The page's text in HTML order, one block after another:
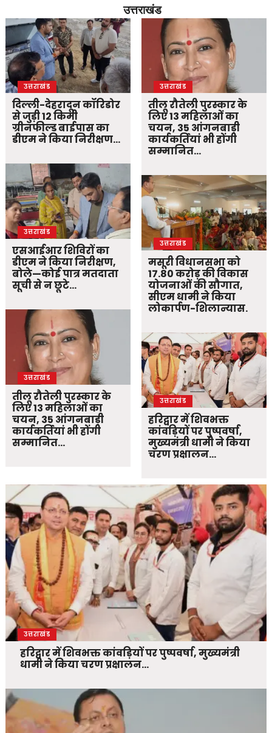
उत्तराखंड
उत्तराखंड
दिल्ली-देहरादून कॉरिडोर
से जुड़ी 12 किमी
ग्रीनफील्ड बाईपास का
डीएम ने किया निरीक्षण…
उत्तराखंड
एसआईआर शिविरों का
डीएम ने किया निरीक्षण,
बोले—कोई पात्र मतदाता
सूची से न छूटे…
उत्तराखंड
तीलू रौतेली पुरस्कार के
लिए 13 महिलाओं का
चयन, 35 आंगनबाड़ी
कार्यकर्तियां भी होंगी
सम्मानित…
उत्तराखंड
तीलू रौतेली पुरस्कार के
लिए 13 महिलाओं का
चयन, 35 आंगनबाड़ी
कार्यकर्तियां भी होंगी
सम्मानित…
उत्तराखंड
मसूरी विधानसभा को
17.80 करोड़ की विकास
योजनाओं की सौगात,
सीएम धामी ने किया
लोकार्पण-शिलान्यास.
उत्तराखंड
हरिद्वार में शिवभक्त
कांवड़ियों पर पुष्पवर्षा,
मुख्यमंत्री धामी ने किया
चरण प्रक्षालन…
उत्तराखंड
हरिद्वार में शिवभक्त कांवड़ियों पर पुष्पवर्षा, मुख्यमंत्री
धामी ने किया चरण प्रक्षालन…